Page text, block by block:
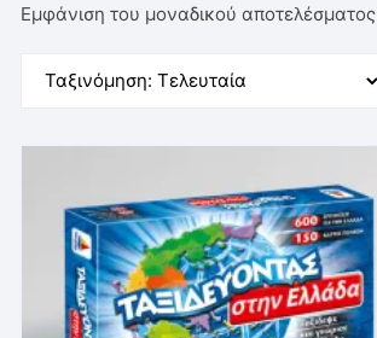
Εμφάνιση του μοναδικού αποτελέσματος